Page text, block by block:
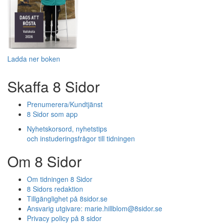
Ladda ner boken
Skaffa 8 Sidor
Prenumerera/Kundtjänst
8 Sidor som app
Nyhetskorsord, nyhetstips
och instuderingsfrågor till tidningen
Om 8 Sidor
Om tidningen 8 Sidor
8 Sidors redaktion
Tillgänglighet på 8sidor.se
Ansvarig utgivare: marie.hillblom@8sidor.se
Privacy policy på 8 sidor